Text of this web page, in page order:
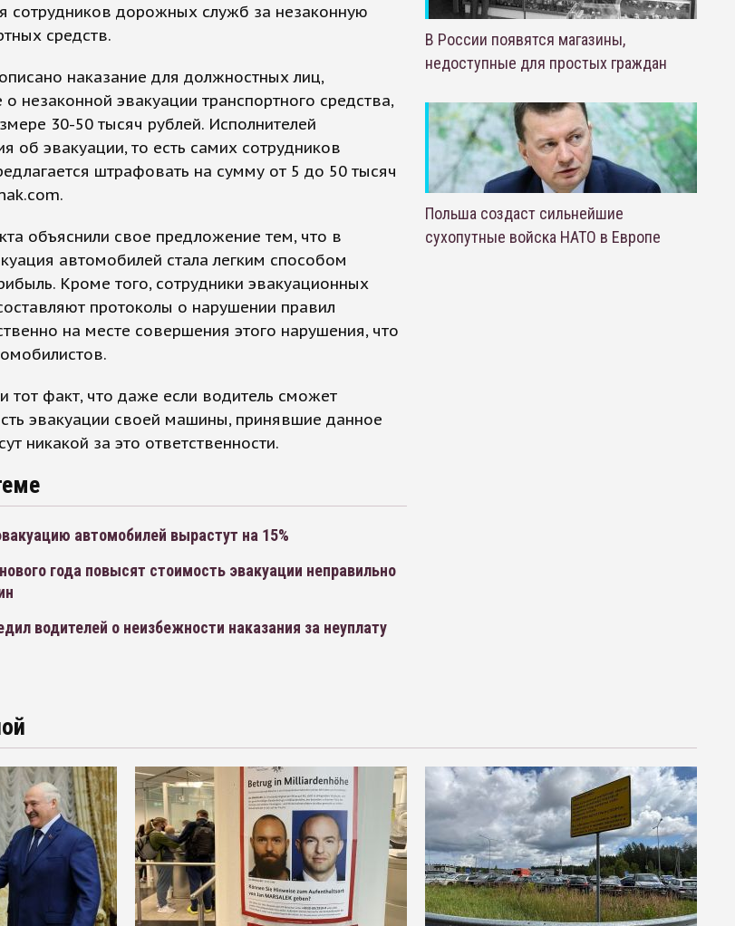
сотрудников дорожных служб за незаконную
средств.
наказание для должностных лиц,
незаконной эвакуации транспортного средства,
30-50 тысяч рублей. Исполнителей
об эвакуации, то есть самих сотрудников
штрафовать на сумму от 5 до 50 тысяч
объяснили свое предложение тем, что в
автомобилей стала легким способом
Кроме того, сотрудники эвакуационных
протоколы о нарушении правил
на месте совершения этого нарушения, что
тот факт, что даже если водитель сможет
эвакуации своей машины, принявшие данное
никакой за это ответственности.
автомобилей вырастут на 15%
года повысят стоимость эвакуации неправильно
водителей о неизбежности наказания за неуплату
В России появятся магазины,
недоступные для простых граждан
Польша создаст сильнейшие
сухопутные войска НАТО в Европе